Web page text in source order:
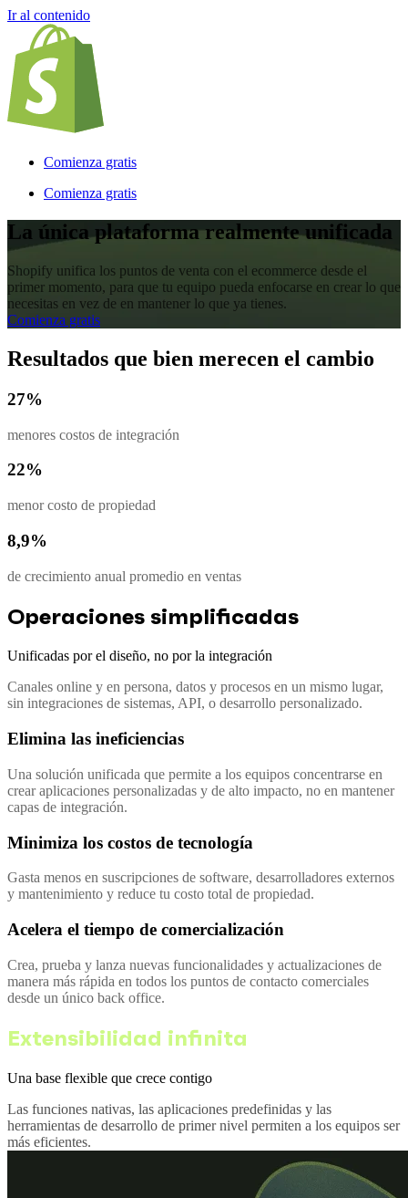
Ir al contenido
Comienza gratis
Comienza gratis
La única plataforma realmente unificada
Shopify unifica los puntos de venta con el ecommerce desde el
primer momento, para que tu equipo pueda enfocarse en crear lo que
necesitas en vez de en mantener lo que ya tienes.
Comienza gratis
Resultados que bien merecen el cambio
27%
menores costos de integración
22%
menor costo de propiedad
8,9%
de crecimiento anual promedio en ventas
Operaciones simplificadas
Unificadas por el diseño, no por la integración
Canales online y en persona, datos y procesos en un mismo lugar,
sin integraciones de sistemas, API, o desarrollo personalizado.
Elimina las ineficiencias
Una solución unificada que permite a los equipos concentrarse en
crear aplicaciones personalizadas y de alto impacto, no en mantener
capas de integración.
Minimiza los costos de tecnología
Gasta menos en suscripciones de software, desarrolladores externos
y mantenimiento y reduce tu costo total de propiedad.
Acelera el tiempo de comercialización
Crea, prueba y lanza nuevas funcionalidades y actualizaciones de
manera más rápida en todos los puntos de contacto comerciales
desde un único back office.
Extensibilidad infinita
Una base flexible que crece contigo
Las funciones nativas, las aplicaciones predefinidas y las
herramientas de desarrollo de primer nivel permiten a los equipos ser
más eficientes.